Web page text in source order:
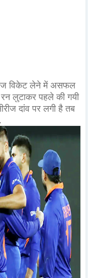
विकेट लेने में असफल
लुटाकर पहले की गयी
दांव पर लगी है तब